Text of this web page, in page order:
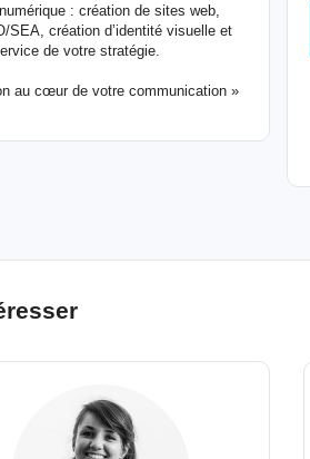
: création de sites web,
SEA, création d’identité visuelle et
de votre stratégie.
au cœur de votre communication »